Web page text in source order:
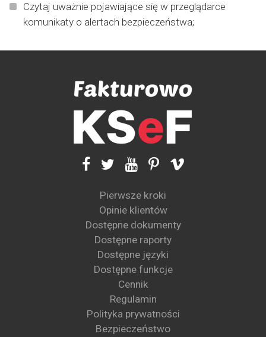
Czytaj uważnie pojawiające się w przeglądarce
komunikaty o alertach bezpieczeństwa;
Pierwsze kroki
Opinie klientów
Dostępne dokumenty
Dostępne raporty
Dostępne języki
Dostępne funkcje
Cennik
Regulamin
Polityka prywatności
Bezpieczeństwo